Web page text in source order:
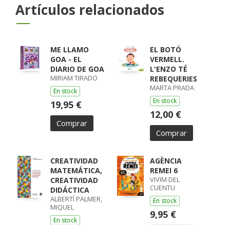
Artículos relacionados
ME LLAMO
GOA - EL
DIARIO DE GOA
MIRIAM TIRADO
En stock
19,95 €
Comprar
EL BOTÓ
VERMELL.
L'ENZO TÉ
REBEQUERIES
MARTA PRADA
En stock
12,00 €
Comprar
CREATIVIDAD
MATEMÁTICA,
CREATIVIDAD
DIDÁCTICA
ALBERTÍ PALMER,
MIQUEL
En stock
AGÈNCIA
REMEI 6
VIVIM DEL
CUENTU
En stock
9,95 €